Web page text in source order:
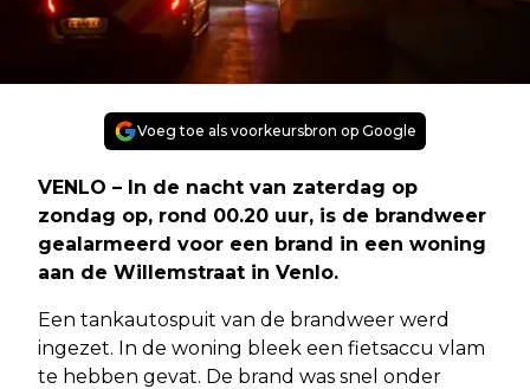
Voeg toe als voorkeursbron op Google
VENLO – In de nacht van zaterdag op
zondag op, rond 00.20 uur, is de brandweer
gealarmeerd voor een brand in een woning
aan de Willemstraat in Venlo.
Een tankautospuit van de brandweer werd
ingezet. In de woning bleek een fietsaccu vlam
te hebben gevat. De brand was snel onder